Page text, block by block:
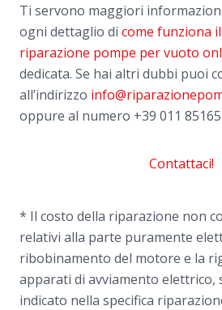
Ti servono maggiori
ogni dettaglio di come funziona
riparazione pompe per vuoto
dedicata. Se hai altri dubbi puoi
all’indirizzo
oppure al numero +39 011
Contattaci!
* Il costo della riparazione non
relativi alla parte puramente
ribobinamento del motore e la
apparati di avviamento elettrico,
indicato nella specifica